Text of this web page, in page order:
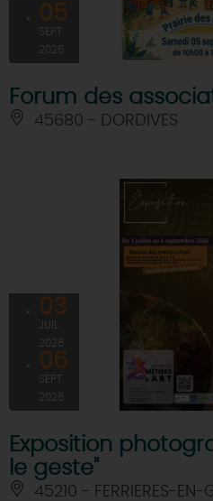
05
SEPT
2026
Forum des
45680 - DORDIVES
03
2026
06
SEPT
2026
Exposition
le geste"
45210 - FERRIERES-EN-